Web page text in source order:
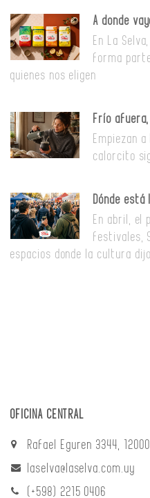
A donde
En La
forma
quienes nos eligen
Frío
Empiezan
calorcito
Dónde
En abril, el
festivales,
espacios donde la cultura
OFICINA CENTRAL
Rafael Eguren 3344,
laselva@laselva.com.uy
(+598) 2215 0406